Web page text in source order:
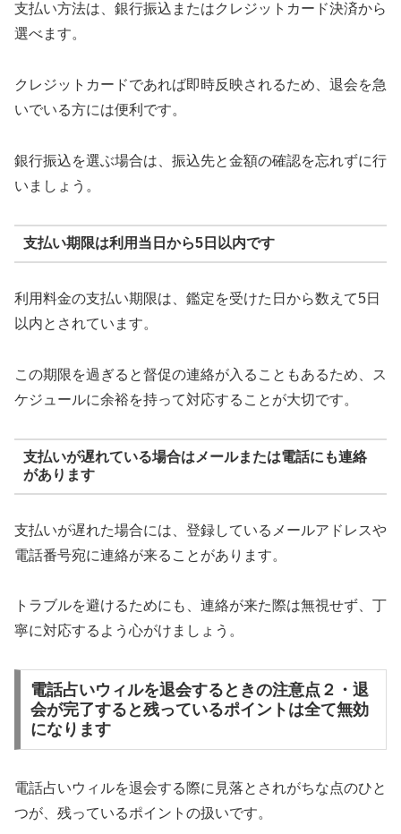
支払い方法は、銀行振込またはクレジットカード決済から
選べます。
クレジットカードであれば即時反映されるため、退会を急
いでいる方には便利です。
銀行振込を選ぶ場合は、振込先と金額の確認を忘れずに行
いましょう。
支払い期限は利用当日から5日以内です
利用料金の支払い期限は、鑑定を受けた日から数えて5日
以内とされています。
この期限を過ぎると督促の連絡が入ることもあるため、ス
ケジュールに余裕を持って対応することが大切です。
支払いが遅れている場合はメールまたは電話にも連絡
があります
支払いが遅れた場合には、登録しているメールアドレスや
電話番号宛に連絡が来ることがあります。
トラブルを避けるためにも、連絡が来た際は無視せず、丁
寧に対応するよう心がけましょう。
電話占いウィルを退会するときの注意点２・退
会が完了すると残っているポイントは全て無効
になります
電話占いウィルを退会する際に見落とされがちな点のひと
つが、残っているポイントの扱いです。